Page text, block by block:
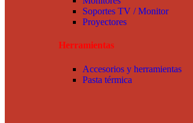
Soportes TV / Monitor
Proyectores
Herramientas
Accesorios y herramientas
Pasta térmica